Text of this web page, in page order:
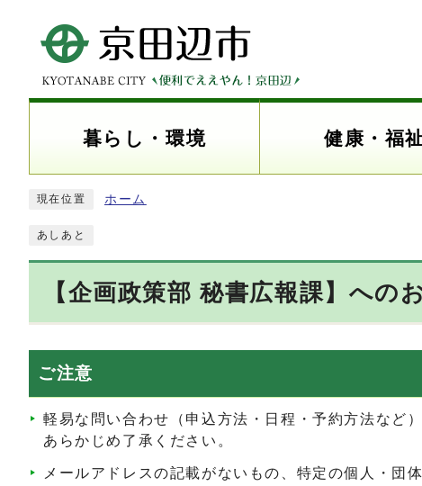
暮らし・環境 健康・福
現在位置 ホーム
あしあと
【企画政策部 秘書広報課】への
ご注意
軽易な問い合わせ（申込方法・日程・予約方法など
あらかじめ了承ください。
メールアドレスの記載がないもの、特定の個人・団